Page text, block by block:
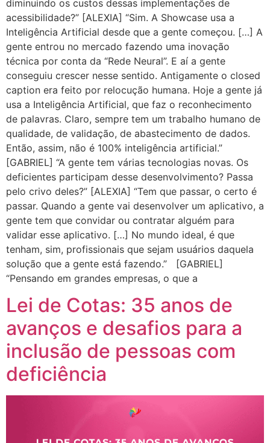
diminuindo os custos dessas implementações de
acessibilidade?” [ALEXIA] “Sim. A Showcase usa a
Inteligência Artificial desde que a gente começou. […] A
gente entrou no mercado fazendo uma inovação
técnica por conta da “Rede Neural”. E aí a gente
conseguiu crescer nesse sentido. Antigamente o closed
caption era feito por relocução humana. Hoje a gente já
usa a Inteligência Artificial, que faz o reconhecimento
de palavras. Claro, sempre tem um trabalho humano de
qualidade, de validação, de abastecimento de dados.
Então, assim, não é 100% inteligência artificial.”
[GABRIEL] “A gente tem várias tecnologias novas. Os
deficientes participam desse desenvolvimento? Passa
pelo crivo deles?” [ALEXIA] “Tem que passar, o certo é
passar. Quando a gente vai desenvolver um aplicativo, a
gente tem que convidar ou contratar alguém para
validar esse aplicativo. […] No mundo ideal, é que
tenham, sim, profissionais que sejam usuários daquela
solução que a gente está fazendo.” [GABRIEL]
“Pensando em grandes empresas, o que a
Lei de Cotas: 35 anos de
avanços e desafios para a
inclusão de pessoas com
deficiência